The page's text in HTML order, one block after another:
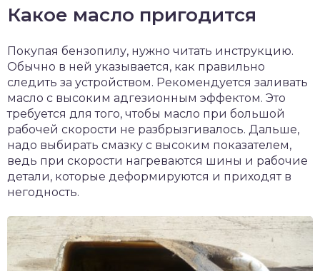
Какое масло пригодится
Покупая бензопилу, нужно читать инструкцию.
Обычно в ней указывается, как правильно
следить за устройством. Рекомендуется заливать
масло с высоким адгезионным эффектом. Это
требуется для того, чтобы масло при большой
рабочей скорости не разбрызгивалось. Дальше,
надо выбирать смазку с высоким показателем,
ведь при скорости нагреваются шины и рабочие
детали, которые деформируются и приходят в
негодность.